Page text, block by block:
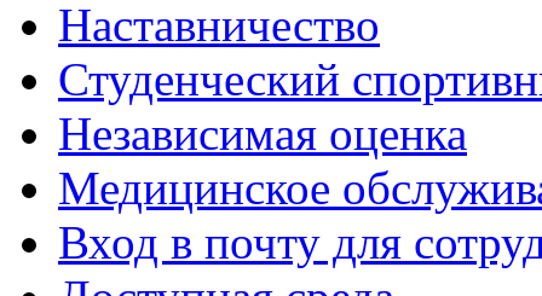
Наставничество
Студенческий
Независимая оценка
Медицинское
Вход в почту для